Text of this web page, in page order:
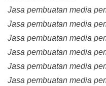
Jasa pembuatan media
Jasa pembuatan media
Jasa pembuatan media
Jasa pembuatan media
Jasa pembuatan media
Jasa pembuatan media